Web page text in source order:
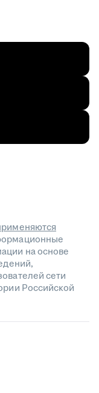
на основе
сети
Российской